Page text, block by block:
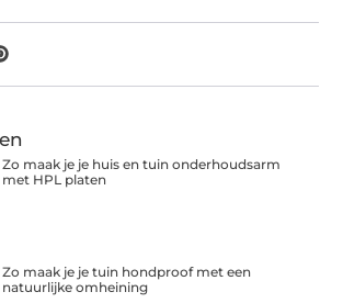
Zo maak je je huis en tuin onderhoudsarm
met HPL platen
Zo maak je je tuin hondproof met een
natuurlijke omheining